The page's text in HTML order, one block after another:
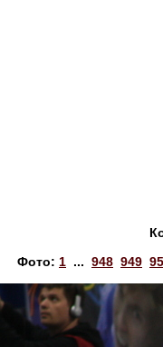
Фото: 1 ... 948 949